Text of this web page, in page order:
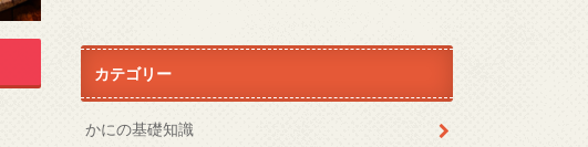
カテゴリー
かにの基礎知識